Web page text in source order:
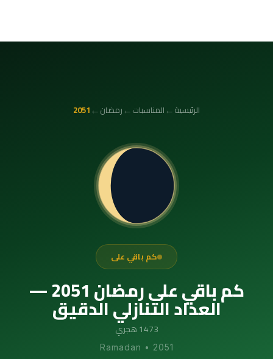
الرئيسية←المناسبات←رمضان←
2051
كم باقي على
كم باقي على رمضان 2051 —
العداد التنازلي الدقيق
1473 هجري
Ramadan • 2051